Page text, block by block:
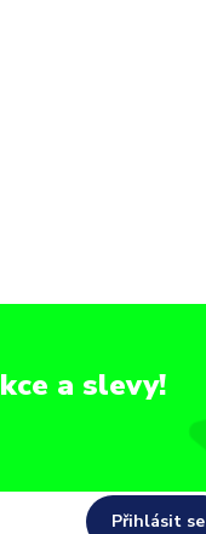
a slevy!
Přihlásit se